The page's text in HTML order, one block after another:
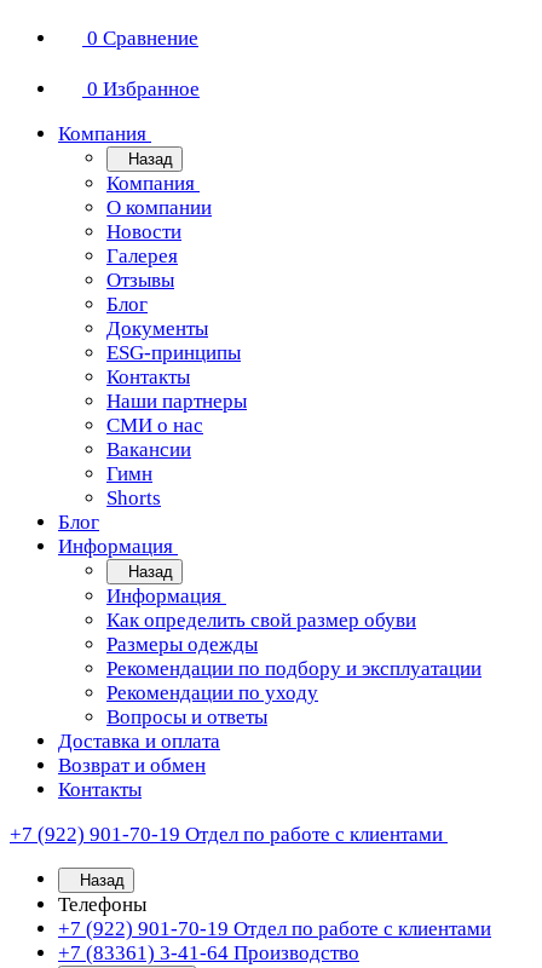
0 Сравнение
0 Избранное
Компания
Назад
Компания
О компании
Новости
Галерея
Отзывы
Блог
Документы
ESG-принципы
Контакты
Наши партнеры
СМИ о нас
Вакансии
Гимн
Shorts
Блог
Информация
Назад
Информация
Как определить свой размер обуви
Размеры одежды
Рекомендации по подбору и эксплуатации
Рекомендации по уходу
Вопросы и ответы
Доставка и оплата
Возврат и обмен
Контакты
+7 (922) 901-70-19 Отдел по работе с клиентами
Назад
Телефоны
+7 (922) 901-70-19 Отдел по работе с клиентами
+7 (83361) 3-41-64 Производство